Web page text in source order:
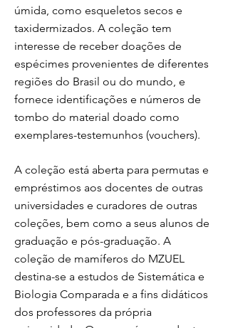
úmida, como esqueletos secos e
taxidermizados. A coleção tem
interesse de receber doações de
espécimes provenientes de diferentes
regiões do Brasil ou do mundo, e
fornece identificações e números de
tombo do material doado como
exemplares-testemunhos (vouchers).
A coleção está aberta para permutas e
empréstimos aos docentes de outras
universidades e curadores de outras
coleções, bem como a seus alunos de
graduação e pós-graduação. A
coleção de mamíferos do MZUEL
destina-se a estudos de Sistemática e
Biologia Comparada e a fins didáticos
dos professores da própria